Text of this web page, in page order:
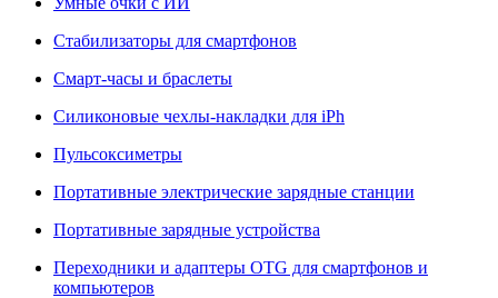
Стабилизаторы для смартфонов
Смарт-часы и браслеты
Силиконовые чехлы-накладки для iPh
Пульсоксиметры
Портативные электрические зарядные станции
Портативные зарядные устройства
Переходники и адаптеры OTG для смартфонов и
компьютеров